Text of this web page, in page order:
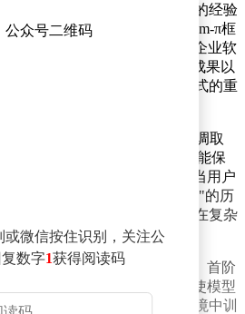
杂任务时，如何避免被过时的经验
尔大学等机构联合研发的Mem-π框
开口"的机制，在网页操作、企业软
的性能提升。这项突破性成果以
发学术界对记忆系统设计范式的重
管理员，面对新任务时直接调取
索增强生成（RAG）模式虽能保
差异导致"水土不服"。例如当用户
，系统可能机械复用"前两名"的历
误。研究团队发现，这类错误在复杂
制约AI实用性的重要瓶颈。
构建了两阶段记忆策略模型。首阶
作轨迹转化为结构化知识，使模型
段采用强化学习，在真实环境中训
或微信按住识别，关注公
数字1获得阅读码